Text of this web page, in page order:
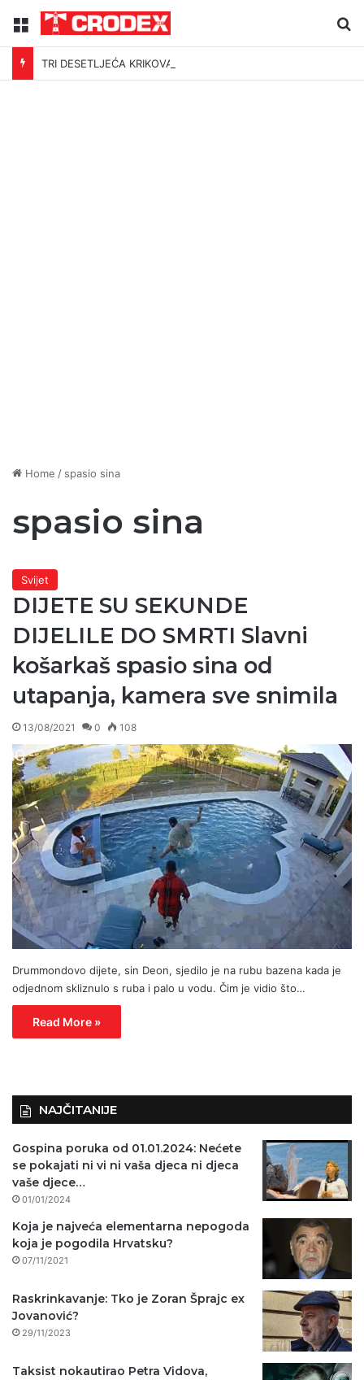
Menu
TRI DESETLJEĆA KRIKOVA OČAJNIKA
Home / spasio sina
spasio sina
Svijet
DIJETE SU SEKUNDE
DIJELILE DO SMRTI Slavni
košarkaš spasio sina od
utapanja, kamera sve snimila
13/08/2021 0 108
Drummondovo dijete, sin Deon, sjedilo je na rubu bazena kada je
odjednom skliznulo s ruba i palo u vodu. Čim je vidio što…
Read More »
NAJČITANIJE
Gospina poruka od 01.01.2024: Nećete
se pokajati ni vi ni vaša djeca ni djeca
vaše djece…
01/01/2024
Koja je najveća elementarna nepogoda
koja je pogodila Hrvatsku?
07/11/2021
Raskrinkavanje: Tko je Zoran Šprajc ex
Jovanović?
29/11/2023
Taksist nokautirao Petra Vidova,